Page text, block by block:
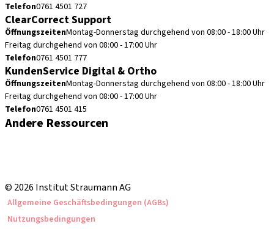
Telefon0761 4501 727
ClearCorrect Support
ÖffnungszeitenMontag-Donnerstag durchgehend von 08:00 - 18:00 Uhr
Freitag durchgehend von 08:00 - 17:00 Uhr
Telefon0761 4501 777
KundenService Digital & Ortho
ÖffnungszeitenMontag-Donnerstag durchgehend von 08:00 - 18:00 Uhr
Freitag durchgehend von 08:00 - 17:00 Uhr
Telefon0761 4501 415
Andere Ressourcen
© 2026 Institut Straumann AG
Allgemeine Geschäftsbedingungen (AGBs)
Nutzungsbedingungen